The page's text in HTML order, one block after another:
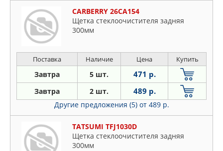
CARBERRY 26CA154
Щетка стеклоочистителя задняя
300мм
Поставка Наличие Цена Купить
Завтра 5 шт. 471 р.
Завтра 2 шт. 489 р.
Другие предложения (5) от 489 р.
TATSUMI TFJ1030D
Щетка стеклоочистителя задняя
300мм